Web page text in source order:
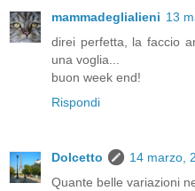
mammadeglialieni 13
direi perfetta, la faccio
una voglia...
buon week end!
Rispondi
Dolcetto
14 marzo,
Quante belle variazioni